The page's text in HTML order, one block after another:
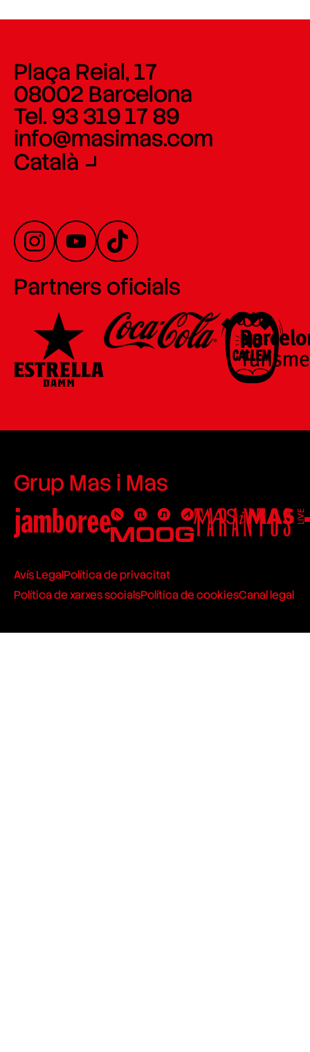
Plaça Reial, 17
08002 Barcelona
Tel. 93 319 17 89
info@masimas.com
Català
Partners oficials
Grup Mas i Mas
Avís LegalPolítica de privacitat
Política de xarxes socialsPolítica de cookiesCanal legal